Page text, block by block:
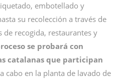
embotellado y
su recolección a través de
de recogida, restaurantes y
se probará con
catalanas que participan
cabo en la planta de lavado de